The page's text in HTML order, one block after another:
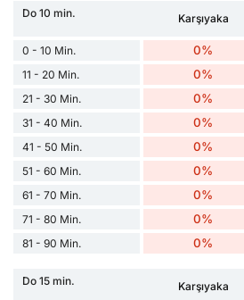
Do 10 min. Karşıyaka
0 - 10 Min.
0%
11 - 20 Min. 0%
21 - 30 Min. 0%
31 - 40 Min. 0%
41 - 50 Min. 0%
51 - 60 Min. 0%
61 - 70 Min. 0%
71 - 80 Min. 0%
81 - 90 Min. 0%
Do 15 min. Karşıyaka